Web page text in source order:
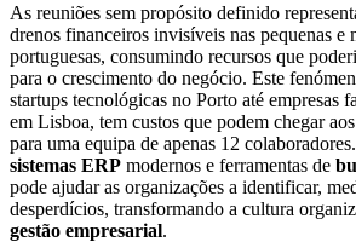
As reuniões sem propósito definido
drenos financeiros invisíveis nas pequenas e
portuguesas, consumindo recursos que
para o crescimento do negócio. Este
startups tecnológicas no Porto até empresas
em Lisboa, tem custos que podem chegar aos
para uma equipa de apenas 12
sistemas ERP modernos e ferramentas de
pode ajudar as organizações a identificar,
desperdícios, transformando a cultura
gestão empresarial.